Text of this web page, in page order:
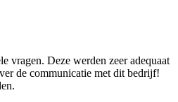
vragen. Deze werden zeer adequaat
de communicatie met dit bedrijf!